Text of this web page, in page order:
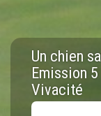
Un chien
Emission
Vivacité